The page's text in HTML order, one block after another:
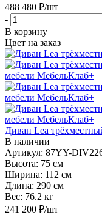
488 480 ₽/шт
-
В корзину
Цвет на заказ
Диван Lea
В наличии
Артикул: 87YY-
Высота: 75 см
Ширина: 112 см
Длина: 290 см
Вес: 76.2 кг
241 200 ₽/шт